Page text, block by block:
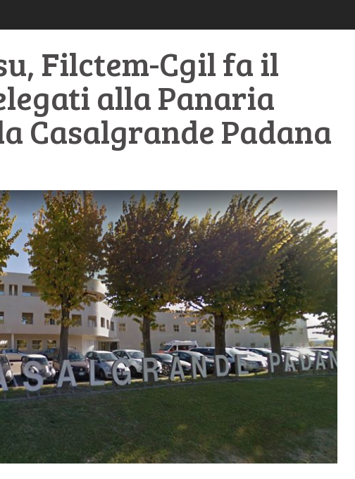
Filctem-Cgil fa il
alla Panaria
Casalgrande Padana